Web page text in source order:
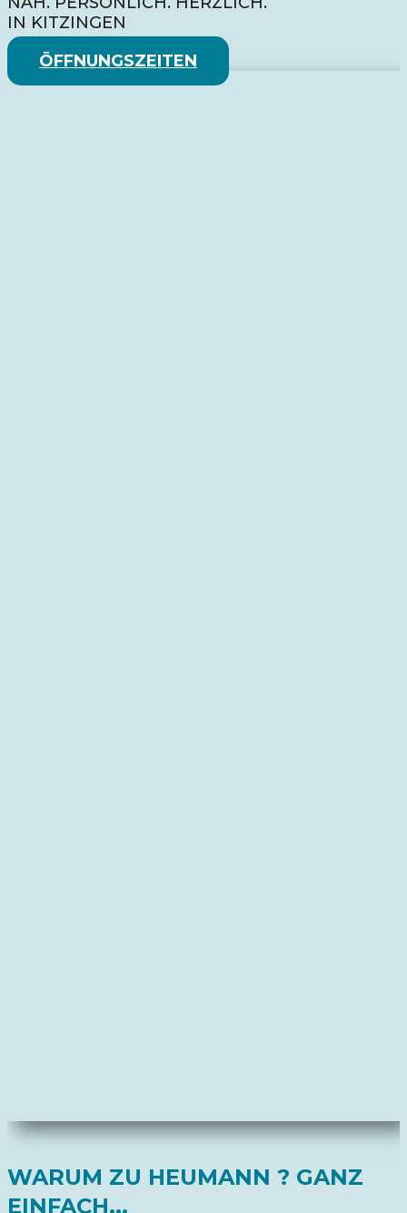
IN KITZINGEN
ÖFFNUNGSZEITEN
WARUM ZU HEUMANN ? GANZ
EINFACH...